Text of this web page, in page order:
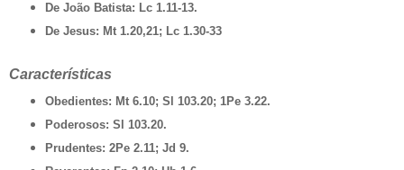
De João Batista: Lc 1.11-13.
De Jesus: Mt 1.20,21; Lc 1.30-33
Características
Obedientes: Mt 6.10; Sl 103.20; 1Pe 3.22.
Poderosos: Sl 103.20.
Prudentes: 2Pe 2.11; Jd 9.